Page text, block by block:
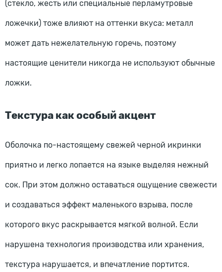
(стекло, жесть или специальные перламутровые
ложечки) тоже влияют на оттенки вкуса: металл
может дать нежелательную горечь, поэтому
настоящие ценители никогда не используют обычные
ложки.
Текстура как особый акцент
Оболочка по-настоящему свежей черной икринки
приятно и легко лопается на языке выделяя нежный
сок. При этом должно оставаться ощущение свежести
и создаваться эффект маленького взрыва, после
которого вкус раскрывается мягкой волной. Если
нарушена технология производства или хранения,
текстура нарушается, и впечатление портится.